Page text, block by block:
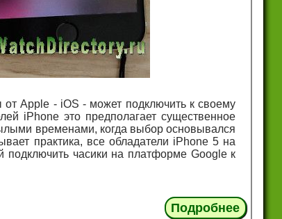
Apple - iOS - может подключить к своему
iPhone это предполагает существенное
временами, когда выбор основывался
практика, все обладатели iPhone 5 на
часики на платформе Google к
Подробнее